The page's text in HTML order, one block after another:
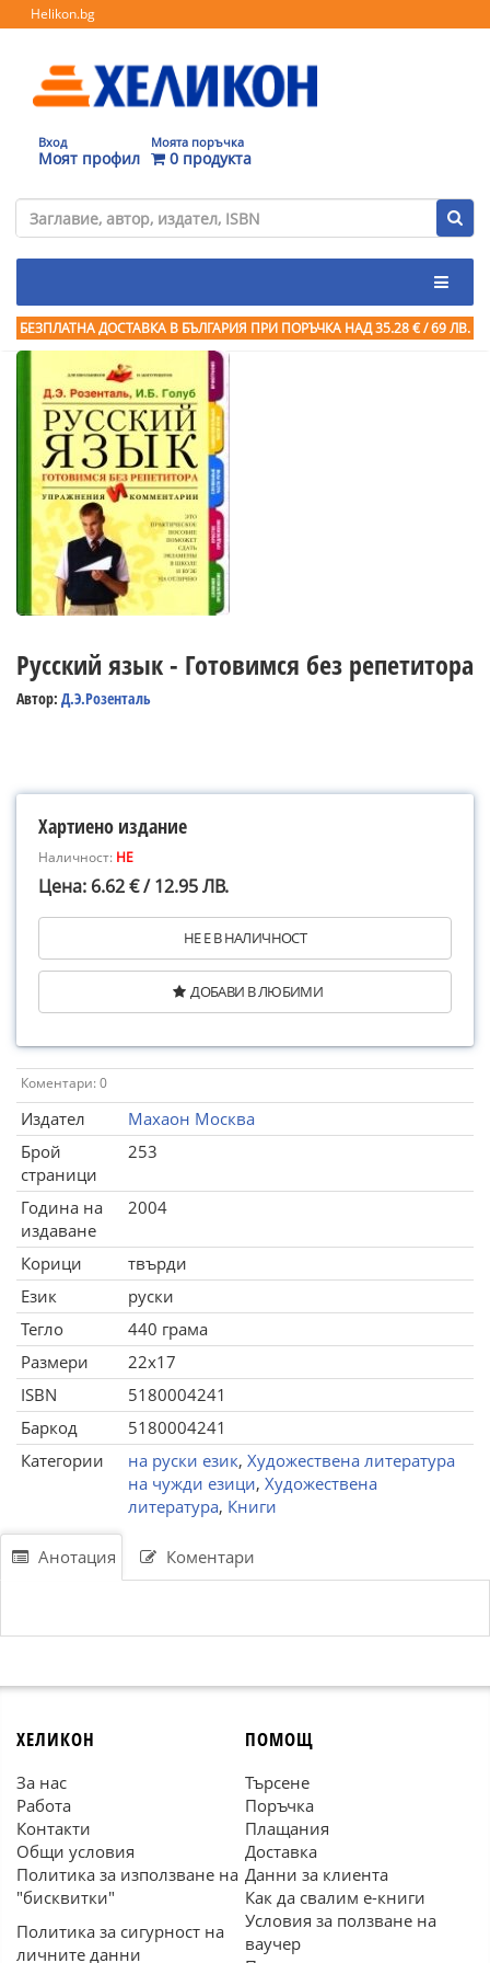
Helikon.bg
Вход
Моят профил
Моята поръчка
0 продукта
БЕЗПЛАТНА ДОСТАВКА В БЪЛГАРИЯ ПРИ ПОРЪЧКА НАД 35.28 € / 69 ЛВ.
Русский язык - Готовимся без репетитора
Автор: Д.Э.Розенталь
Хартиено издание
Наличност: НЕ
Цена: 6.62 € / 12.95 ЛВ.
НЕ Е В НАЛИЧНОСТ
ДОБАВИ В ЛЮБИМИ
Коментари: 0
Издател
Махаон Москва
Брой
страници
253
Година на
издаване
2004
Корици
твърди
Език
руски
Тегло
440 грама
Размери
22x17
ISBN
5180004241
Баркод
5180004241
Категории
на руски език, Художествена литература
на чужди езици, Художествена
литература, Книги
Анотация Коментари
ХЕЛИКОН
За нас
Работа
Контакти
Общи условия
Политика за използване на
"бисквитки"
Политика за сигурност на
личните данни
ПОМОЩ
Търсене
Поръчка
Плащания
Доставка
Данни за клиента
Как да свалим е-книги
Условия за ползване на
ваучер